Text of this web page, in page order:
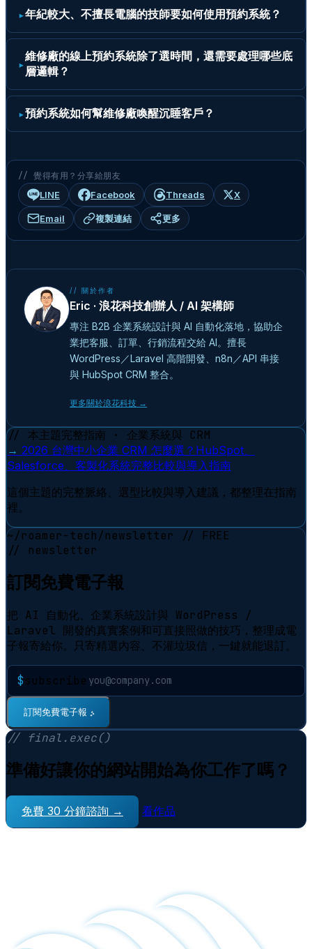
年紀較大、不擅長電腦的技師要如何使用預約系統？
維修廠的線上預約系統除了選時間，還需要處理哪些底
層邏輯？
預約系統如何幫維修廠喚醒沉睡客戶？
// 覺得有用？分享給朋友
LINE Facebook Threads X
Email 複製連結 更多
// 關於作者
Eric · 浪花科技創辦人 / AI 架構師
專注 B2B 企業系統設計與 AI 自動化落地，協助企
業把客服、訂單、行銷流程交給 AI。擅長
WordPress／Laravel 高階開發、n8n／API 串接
與 HubSpot CRM 整合。
更多關於浪花科技 →
// 本主題完整指南 · 企業系統與 CRM
→ 2026 台灣中小企業 CRM 怎麼選？HubSpot、
Salesforce、客製化系統完整比較與導入指南
這個主題的完整脈絡、選型比較與導入建議，都整理在指南
裡。
~/roamer-tech/newsletter
// FREE
// newsletter
訂閱免費電子報
把 AI 自動化、企業系統設計與 WordPress /
Laravel 開發的真實案例和可直接照做的技巧，整理成電
子報寄給你。只寄精選內容、不灌垃圾信，一鍵就能退訂。
$subscribe
訂閱免費電子報⠋
// final.exec()
準備好讓你的網站開始為你工作了嗎？
免費 30 分鐘諮詢 → 看作品